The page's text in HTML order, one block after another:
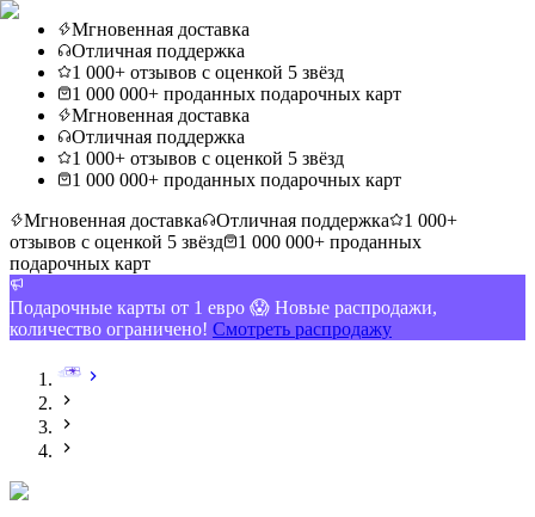
Мгновенная доставка
Отличная поддержка
1 000+ отзывов с оценкой 5 звёзд
1 000 000+ проданных подарочных карт
Мгновенная доставка
Отличная поддержка
1 000+ отзывов с оценкой 5 звёзд
1 000 000+ проданных подарочных карт
Мгновенная доставка
Отличная поддержка
1 000+
отзывов с оценкой 5 звёзд
1 000 000+ проданных
подарочных карт
Подарочные карты от 1 евро 😱 Новые распродажи,
количество ограничено! Смотреть распродажу